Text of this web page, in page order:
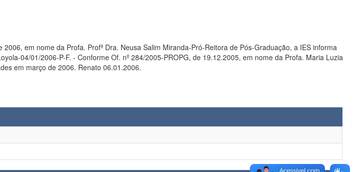
em nome da Profa. Profª Dra. Neusa Salim Miranda-Pró-Reitora de Pós-Graduação, a IES informa
19.12.2005, em nome da Profa. Maria Luzia
em março de 2006. Renato 06.01.2006.